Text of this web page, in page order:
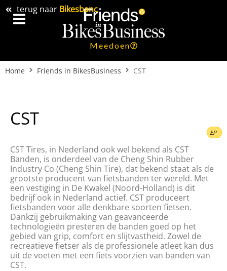
terug naarBikesbanc
Meedoen
Home Friends in BikesBusiness CST
CST
CST Tires, in Nederland ook wel bekend als CST
Banden, is onderdeel van de Cheng Shin Rubber
Industry Co (Cheng Shin Tire), dat bekend staat als de
grootste producent van fietsbanden ter wereld. Met
een vestiging in De Kwakel (Noord-Holland) is dit
bedrijf ook in Nederland actief. CST produceert
fietsbanden voor alle denkbare soorten fietsen.
Dankzij gebruikmaking van geavanceerde
technologieën presteren de banden goed op het
gebied van grip, comfort en slijtvastheid. Zowel de
recreatieve fietser als de professionele atleet kan dus
uit de voeten met een fiets voorzien van banden van
CST.
EP